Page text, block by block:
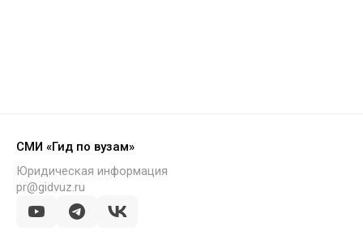
СМИ «Гид по вузам»
Юридическая информация
pr@gidvuz.ru